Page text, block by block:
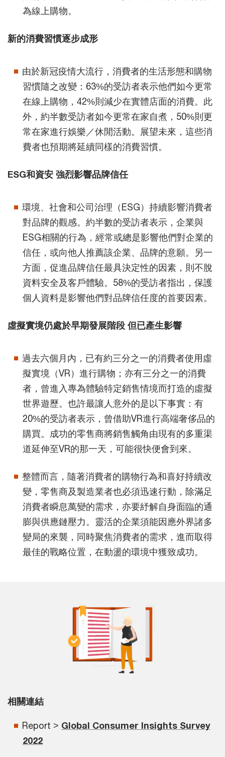
為線上購物。
新的消費習慣逐步成形
由於新冠疫情大流行，消費者的生活形態和購物
習慣隨之改變：63%的受訪者表示他們如今更常
在線上購物，42%則減少在實體店面的消費。此
外，約半數受訪者如今更常在家自煮，50%則更
常在家進行娛樂／休閒活動。展望未來，這些消
費者也預期將延續同樣的消費習慣。
ESG和資安 強烈影響品牌信任
環境、社會和公司治理（ESG）持續影響消費者
對品牌的觀感。約半數的受訪者表示，企業與
ESG相關的行為，經常或總是影響他們對企業的
信任，或向他人推薦該企業、品牌的意願。另一
方面，促進品牌信任最具決定性的因素，則不脫
資料安全及客戶體驗。58%的受訪者指出，保護
個人資料是影響他們對品牌信任度的首要因素。
虛擬實境仍處於早期發展階段 但已產生影響
過去六個月內，已有約三分之一的消費者使用虛
擬實境（VR）進行購物；亦有三分之一的消費
者，曾進入專為體驗特定銷售情境而打造的虛擬
世界遊歷。也許最讓人意外的是以下事實：有
20%的受訪者表示，曾借助VR進行高端奢侈品的
購買。成功的零售商將銷售觸角由現有的多重渠
道延伸至VR的那一天，可能很快便會到來。
整體而言，隨著消費者的購物行為和喜好持續改
變，零售商及製造業者也必須迅速行動，除滿足
消費者瞬息萬變的需求，亦要紓解自身面臨的通
膨與供應鏈壓力。靈活的企業須能因應外界諸多
變局的來襲，同時聚焦消費者的需求，進而取得
最佳的戰略位置，在動盪的環境中獲致成功。
相關連結
Report > Global Consumer Insights Survey
2022